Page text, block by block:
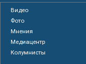
Видео
Фото
Мнения
Медиацентр
Колумнисты